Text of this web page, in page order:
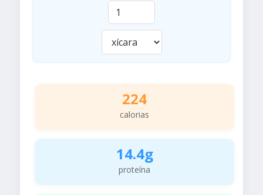
224
calorias
14.4g
proteína